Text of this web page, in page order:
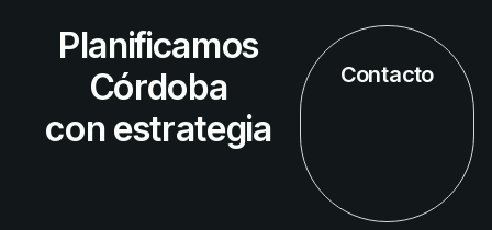
Planificamos
Córdoba
con estrategia
Contacto